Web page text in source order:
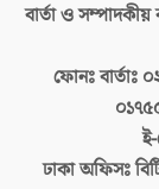
বার্তা ও সম্পাদকীয়
ফোনঃ বার্তাঃ
ঢাকা অফিসঃ